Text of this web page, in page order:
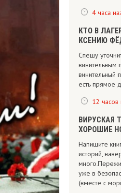
4 часа назад
КТО В ЛАГЕРЕ
КСЕНИЮ
Спешу уточнить,
винительным
винительный
есть прямое
12 часов
ВИРУСКАЯ
ХОРОШИЕ
Напишите книгу.
историй, наверно,
много.Пережить
уже в
(вместе с